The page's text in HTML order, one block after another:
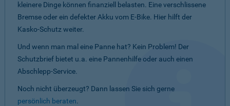
kleinere Dinge können finanziell belasten. Eine verschlissene
Bremse oder ein defekter Akku vom E-Bike. Hier hilft der
Kasko-Schutz weiter.
Und wenn man mal eine Panne hat? Kein Problem! Der
Schutzbrief bietet u.a. eine Pannenhilfe oder auch einen
Abschlepp-Service.
Noch nicht überzeugt? Dann lassen Sie sich gerne
persönlich beraten.